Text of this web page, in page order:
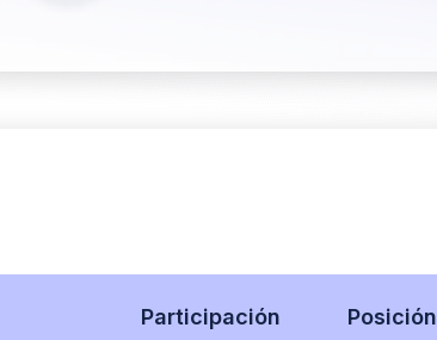
Participación Posición